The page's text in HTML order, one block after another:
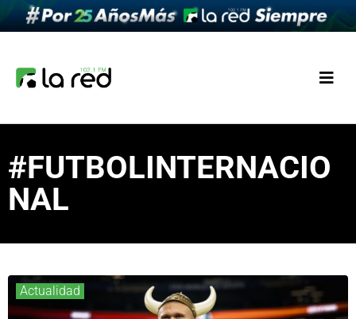
#FUTBOLINTERNACIO
NAL
Actualidad